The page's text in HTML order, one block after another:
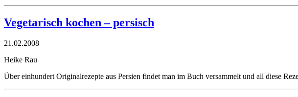
Vegetarisch kochen – persisch
21.02.2008
Heike Rau
Über einhundert Originalrezepte aus Persien findet man im Buch versammelt und all diese